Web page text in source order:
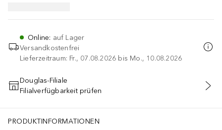
Online: auf Lager
Versandkostenfrei
Lieferzeitraum: Fr., 07.08.2026 bis Mo., 10.08.2026
IN DEN WARENKORB
Douglas-Filiale
Filialverfügbarkeit prüfen
PRODUKTINFORMATIONEN